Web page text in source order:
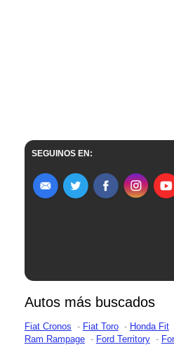
SEGUINOS EN:
Autos más buscados
Fiat Cronos Fiat Toro Honda Fit
Ram Rampage
Ford Territory